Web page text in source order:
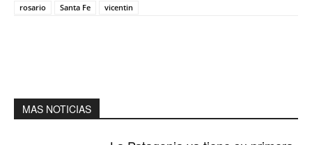
rosario
Santa Fe vicentin
MAS NOTICIAS